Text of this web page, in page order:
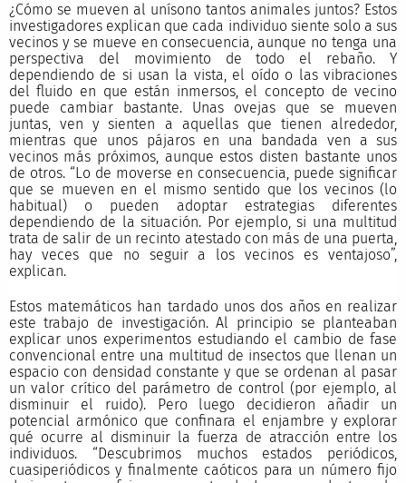
¿Cómo se mueven al unísono tantos animales juntos? Estos
investigadores explican que cada individuo siente solo a sus
vecinos y se mueve en consecuencia, aunque no tenga una
perspectiva del movimiento de todo el rebaño. Y
dependiendo de si usan la vista, el oído o las vibraciones
del fluido en que están inmersos, el concepto de vecino
puede cambiar bastante. Unas ovejas que se mueven
juntas, ven y sienten a aquellas que tienen alrededor,
mientras que unos pájaros en una bandada ven a sus
vecinos más próximos, aunque estos disten bastante unos
de otros. “Lo de moverse en consecuencia, puede significar
que se mueven en el mismo sentido que los vecinos (lo
habitual) o pueden adoptar estrategias diferentes
dependiendo de la situación. Por ejemplo, si una multitud
trata de salir de un recinto atestado con más de una puerta,
hay veces que no seguir a los vecinos es ventajoso”,
explican.
Estos matemáticos han tardado unos dos años en realizar
este trabajo de investigación. Al principio se planteaban
explicar unos experimentos estudiando el cambio de fase
convencional entre una multitud de insectos que llenan un
espacio con densidad constante y que se ordenan al pasar
un valor crítico del parámetro de control (por ejemplo, al
disminuir el ruido). Pero luego decidieron añadir un
potencial armónico que confinara el enjambre y explorar
qué ocurre al disminuir la fuerza de atracción entre los
individuos. “Descubrimos muchos estados periódicos,
cuasiperiódicos y finalmente caóticos para un número fijo